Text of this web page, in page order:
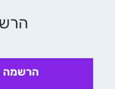
הרשמה